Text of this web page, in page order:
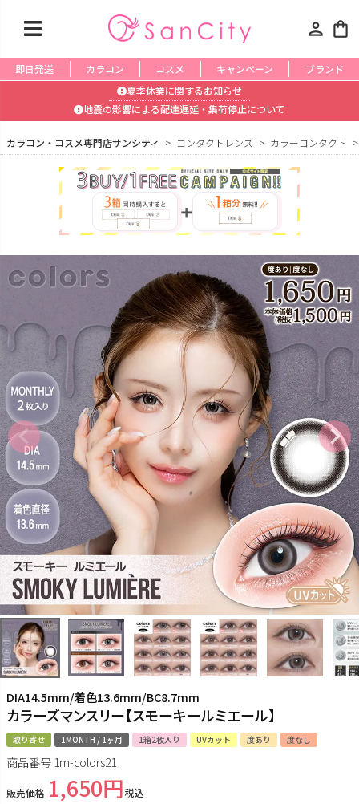
person shopping_bag
即日発送 カラコン コスメ キャンペーン
ブランド
夏季休業に関するお知らせ
地震の影響による配達遅延・集荷停止について
カラコン・コスメ専門店サンシティ コンタクトレンズ カラーコンタクト
DIA14.5mm/着色13.6mm/BC8.7mm
カラーズマンスリー【スモーキールミエール】
取り寄せ 1MONTH / 1ヶ月 1箱2枚入り UVカット 度あり 度なし
商品番号 1m-colors21
販売価格 1,650
税込